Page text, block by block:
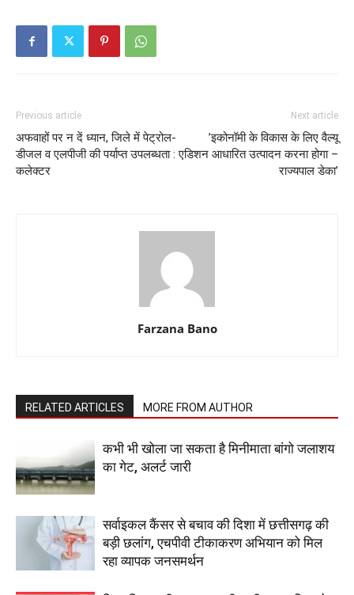
Previous article
अफवाहों पर न दें ध्यान, जिले में पेट्रोल-
डीजल व एलपीजी की पर्याप्त उपलब्धता :
कलेक्टर
Next article
’इकोनॉमी के विकास के लिए वैल्यू
एडिशन आधारित उत्पादन करना होगा –
राज्यपाल डेका’
Farzana Bano
RELATED ARTICLES MORE FROM AUTHOR
कभी भी खोला जा सकता है मिनीमाता बांगो जलाशय
का गेट, अलर्ट जारी
सर्वाइकल कैंसर से बचाव की दिशा में छत्तीसगढ़ की
बड़ी छलांग, एचपीवी टीकाकरण अभियान को मिल
रहा व्यापक जनसमर्थन